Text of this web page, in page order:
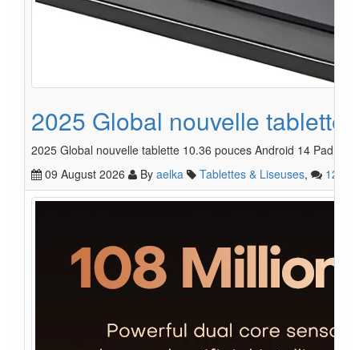
2025 Global nouvelle tablette
2025 Global nouvelle tablette 10.36 pouces Android 14 Pad
09 August 2026
By aelka Tablettes & Liseuses, 12